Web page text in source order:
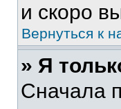
и скоро
Вернуться к
» Я
Сначала